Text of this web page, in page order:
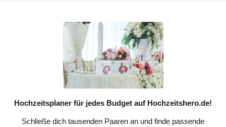
Hochzeitsplaner für jedes Budget auf Hochzeitshero.de!
Schließe dich tausenden Paaren an und finde passende